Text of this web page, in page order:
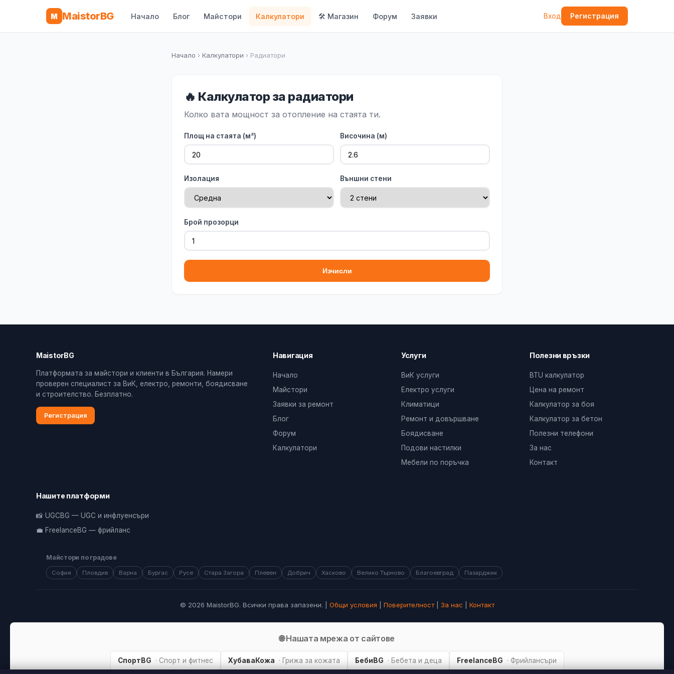
M MaistorBG Начало Блог Майстори Калкулатори 🛠 Магазин Форум Заявки Вход Регистрация
Начало › Калкулатори › Радиатори
🔥 Калкулатор за радиатори
Колко вата мощност за отопление на стаята ти.
Площ на стаята (м²) Височина (м)
Изолация Външни стени
Брой прозорци
Изчисли
MaistorBG
Платформата за майстори и клиенти в България. Намери
проверен специалист за ВиК, електро, ремонти, боядисване
и строителство. Безплатно.
Регистрация
Навигация
Начало
Майстори
Заявки за ремонт
Блог
Форум
Калкулатори
Услуги
ВиК услуги
Електро услуги
Климатици
Ремонт и довършване
Боядисване
Подови настилки
Мебели по поръчка
Полезни връзки
BTU калкулатор
Цена на ремонт
Калкулатор за боя
Калкулатор за бетон
Полезни телефони
За нас
Контакт
Нашите платформи
📸 UGCBG — UGC и инфлуенсъри
💼 FreelanceBG — фрийланс
Майстори по градове
София Пловдив Варна Бургас Русе Стара Загора Плевен Добрич Хасково Велико Търново Благоевград Пазарджик
© 2026 MaistorBG. Всички права запазени. | Общи условия Поверителност| За нас Контакт
🌐 Нашата мрежа от сайтове
СпортBG · Спорт и фитнес ХубаваКожа · Грижа за кожата БебиBG · Бебета и деца FreelanceBG · Фрийлансъри